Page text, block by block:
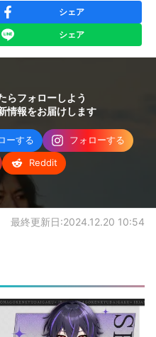
シェア
シェア
らフォローしよう
情報をお届けします
ーする
フォローする
Reddit
最終更新日:2024.12.20 10:54